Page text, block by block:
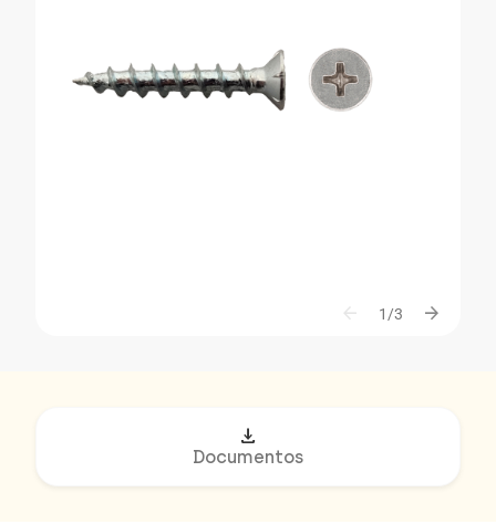
arrow_back 1/3 arrow_forward
download
Documentos